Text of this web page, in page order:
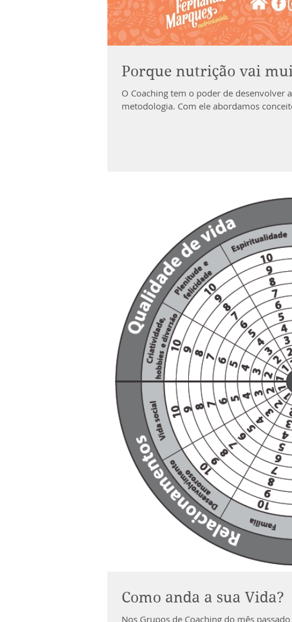
Porque nutrição vai
O Coaching tem o poder de desenvolver
metodologia. Com ele abordamos
Como anda a sua Vida?
Nos Grupos de Coaching do mês